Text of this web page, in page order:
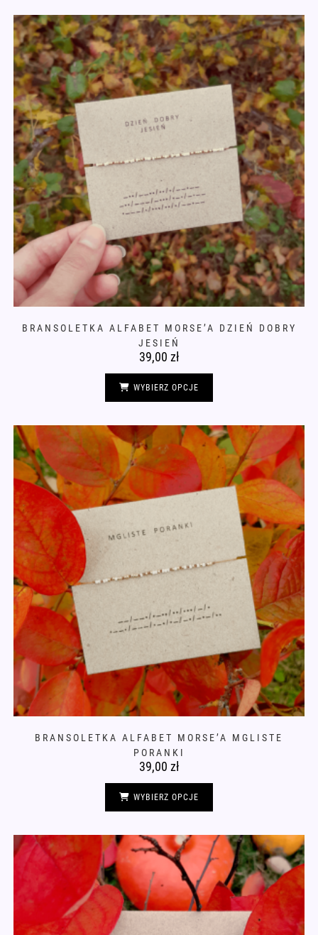
BRANSOLETKA ALFABET MORSE’A DZIEŃ DOBRY
JESIEŃ
39,00 zł
WYBIERZ OPCJE
Opcje
można
wybrać
na
stronie
produktu
BRANSOLETKA ALFABET MORSE’A MGLISTE
PORANKI
39,00 zł
WYBIERZ OPCJE
Opcje
można
wybrać
na
stronie
produktu